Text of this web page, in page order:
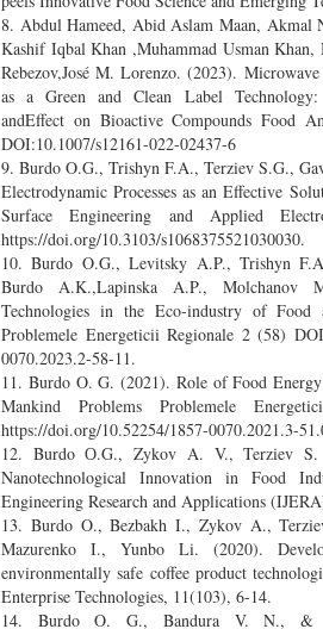
8. Abdul Hameed, Abid Aslam Maan, Akmal
Kashif Iqbal Khan ,Muhammad Usman
Rebezov,José M. Lorenzo. (2023).
as a Green and Clean Label
andEffect on Bioactive Compounds Food
DOI:10.1007/s12161-022-02437-6
9. Burdo O.G., Trishyn F.A., Terziev S.G.,
Electrodynamic Processes as an Effective
Surface Engineering and Applied
https://doi.org/10.3103/s1068375521030030.
10. Burdo O.G., Levitsky A.P., Trishyn
Burdo A.K.,Lapinska A.P., Molchanov
Technologies in the Eco-industry of Food
Problemele Energeticii Regionale 2 (58)
0070.2023.2-58-11.
11. Burdo O. G. (2021). Role of Food
Mankind Problems Problemele
https://doi.org/10.52254/1857-0070.2021.3-
12. Burdo О.G., Zykov A. V., Terziev S.
Nanotechnological Innovation in Food
Engineering Research and Applications
13. Burdo O., Bezbakh I., Zykov A.,
Mazurenko I., Yunbo Li. (2020).
environmentally safe coffee product
Enterprise Technologies, 11(103), 6-14.
14. Burdo O. G., Bandura V. N., &